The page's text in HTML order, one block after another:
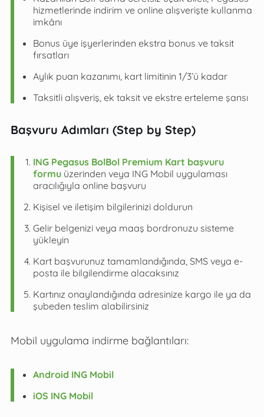
hizmetlerinde indirim ve online alışverişte kullanma
imkânı
Bonus üye işyerlerinden ekstra bonus ve taksit
fırsatları
Aylık puan kazanımı, kart limitinin 1/3’ü kadar
Taksitli alışveriş, ek taksit ve ekstre erteleme şansı
Başvuru Adımları (Step by Step)
ING Pegasus BolBol Premium Kart başvuru
formuüzerinden veya ING Mobil uygulaması
aracılığıyla online başvuru
Kişisel ve iletişim bilgilerinizi doldurun
Gelir belgenizi veya maaş bordronuzu sisteme
yükleyin
Kart başvurunuz tamamlandığında, SMS veya e-
posta ile bilgilendirme alacaksınız
Kartınız onaylandığında adresinize kargo ile ya da
şubeden teslim alabilirsiniz
Mobil uygulama indirme bağlantıları:
Android ING Mobil
iOS ING Mobil